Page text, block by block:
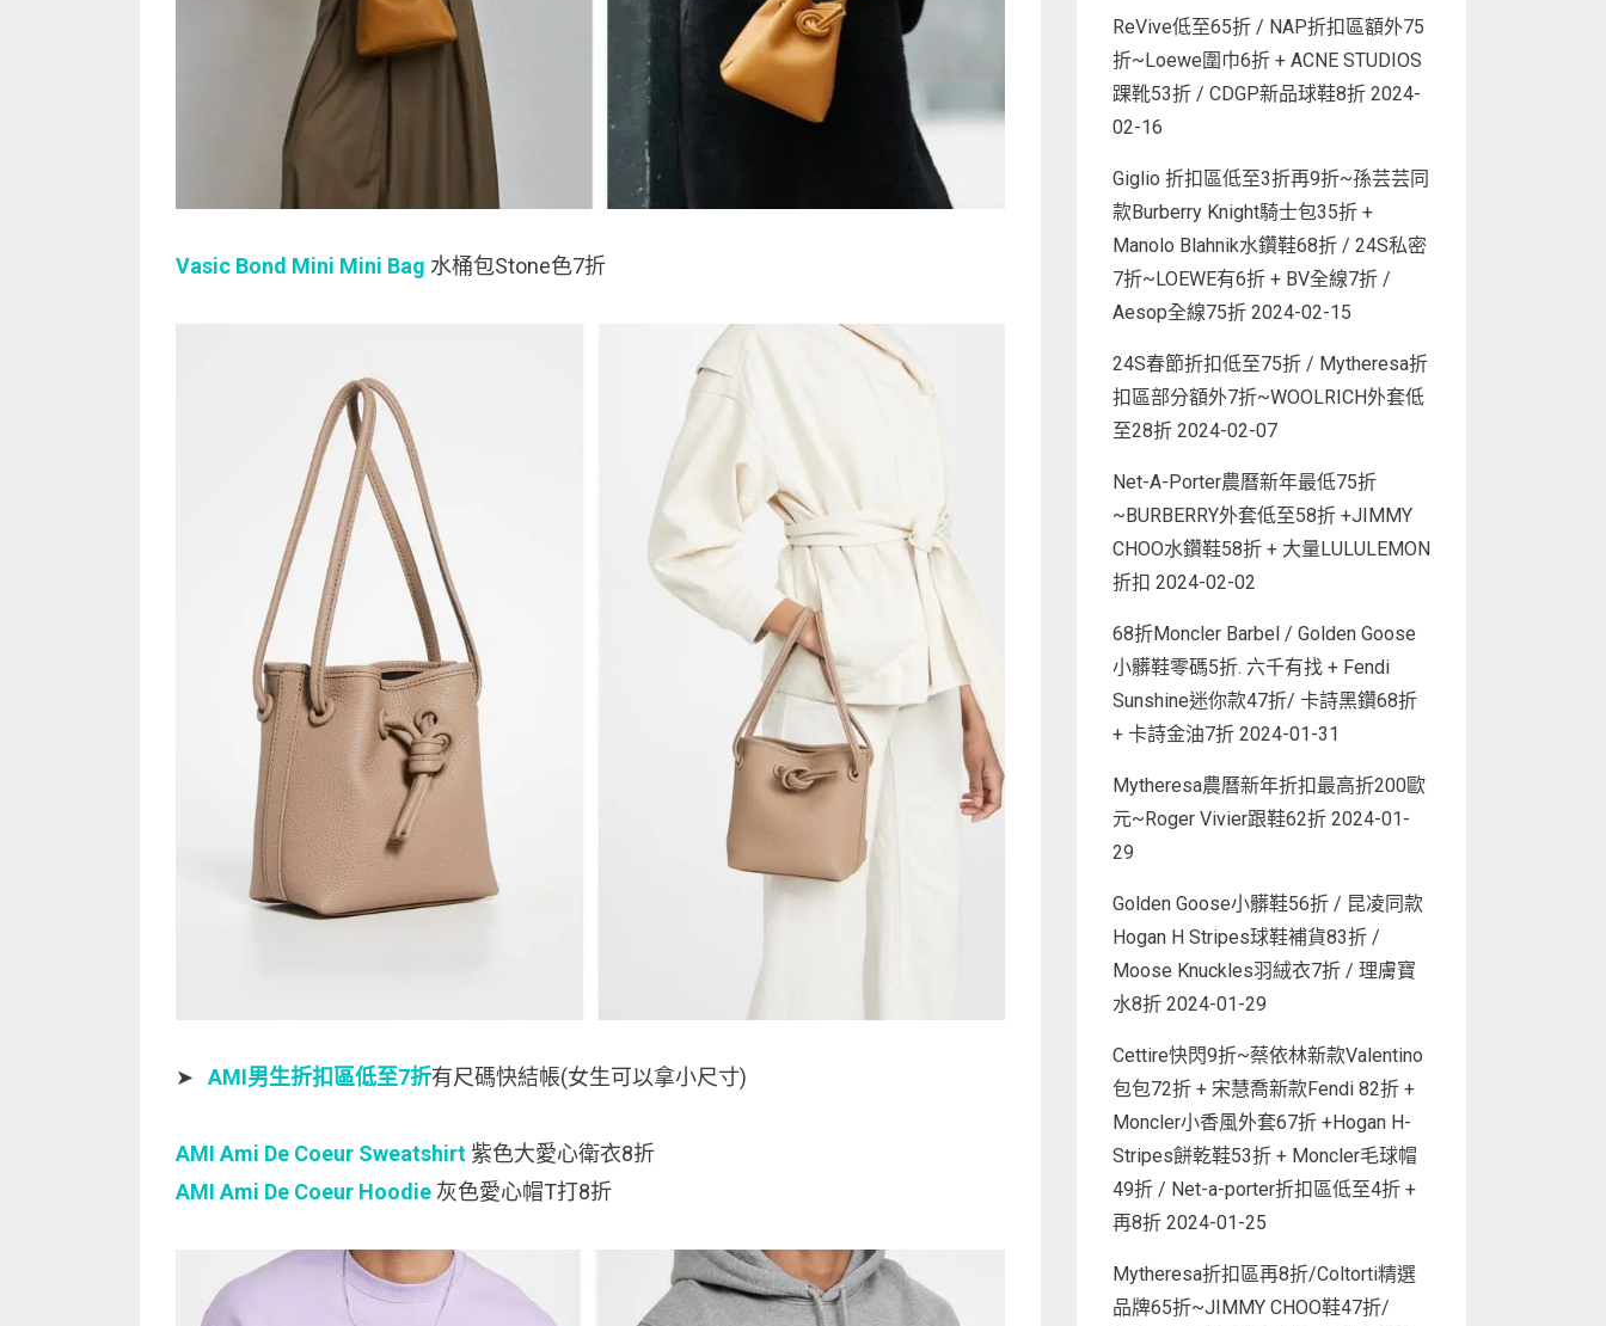
Vasic Bond Mini Mini Bag 水桶包Stone色7折
➤ AMI男生折扣區低至7折有尺碼快結帳(女生可以拿小尺寸)
AMI Ami De Coeur Sweatshirt紫色大愛心衛衣8折
AMI Ami De Coeur Hoodie灰色愛心帽T打8折
ReVive低至65折 / NAP折扣區額外75
折~Loewe圍巾6折 + ACNE STUDIOS
踝靴53折 / CDGP新品球鞋8折 2024-
02-16
Giglio 折扣區低至3折再9折~孫芸芸同
款Burberry Knight騎士包35折 +
Manolo Blahnik水鑽鞋68折 / 24S私密
7折~LOEWE有6折 + BV全線7折 /
Aesop全線75折 2024-02-15
24S春節折扣低至75折 / Mytheresa折
扣區部分額外7折~WOOLRICH外套低
至28折 2024-02-07
Net-A-Porter農曆新年最低75折
~BURBERRY外套低至58折 +JIMMY
CHOO水鑽鞋58折 + 大量LULULEMON
折扣 2024-02-02
68折Moncler Barbel / Golden Goose
小髒鞋零碼5折. 六千有找 + Fendi
Sunshine迷你款47折/ 卡詩黑鑽68折
+ 卡詩金油7折 2024-01-31
Mytheresa農曆新年折扣最高折200歐
元~Roger Vivier跟鞋62折 2024-01-
29
Golden Goose小髒鞋56折 / 昆凌同款
Hogan H Stripes球鞋補貨83折 /
Moose Knuckles羽絨衣7折 / 理膚寶
水8折 2024-01-29
Cettire快閃9折~蔡依林新款Valentino
包包72折 + 宋慧喬新款Fendi 82折 +
Moncler小香風外套67折 +Hogan H-
Stripes餅乾鞋53折 + Moncler毛球帽
49折 / Net-a-porter折扣區低至4折 +
再8折 2024-01-25
Mytheresa折扣區再8折/Coltorti精選
品牌65折~JIMMY CHOO鞋47折/